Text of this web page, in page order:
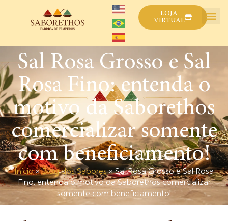
LOJA
VIRTUAL
Sal Rosa Grosso e Sal
Rosa Fino: entenda o
motivo da Saborethos
comercializar somente
com beneficiamento!
Início»Blog dos Sabores»Sal Rosa Grosso e Sal Rosa
Fino: entenda o motivo da Saborethos comercializar
somente com beneficiamento!